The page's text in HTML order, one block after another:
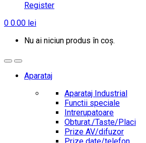
Register
0 0.00 lei
Nu ai niciun produs în coș.
Aparataj
Aparataj Industrial
Functii speciale
Intrerupatoare
Obturat./Taste/Placi
Prize AV/difuzor